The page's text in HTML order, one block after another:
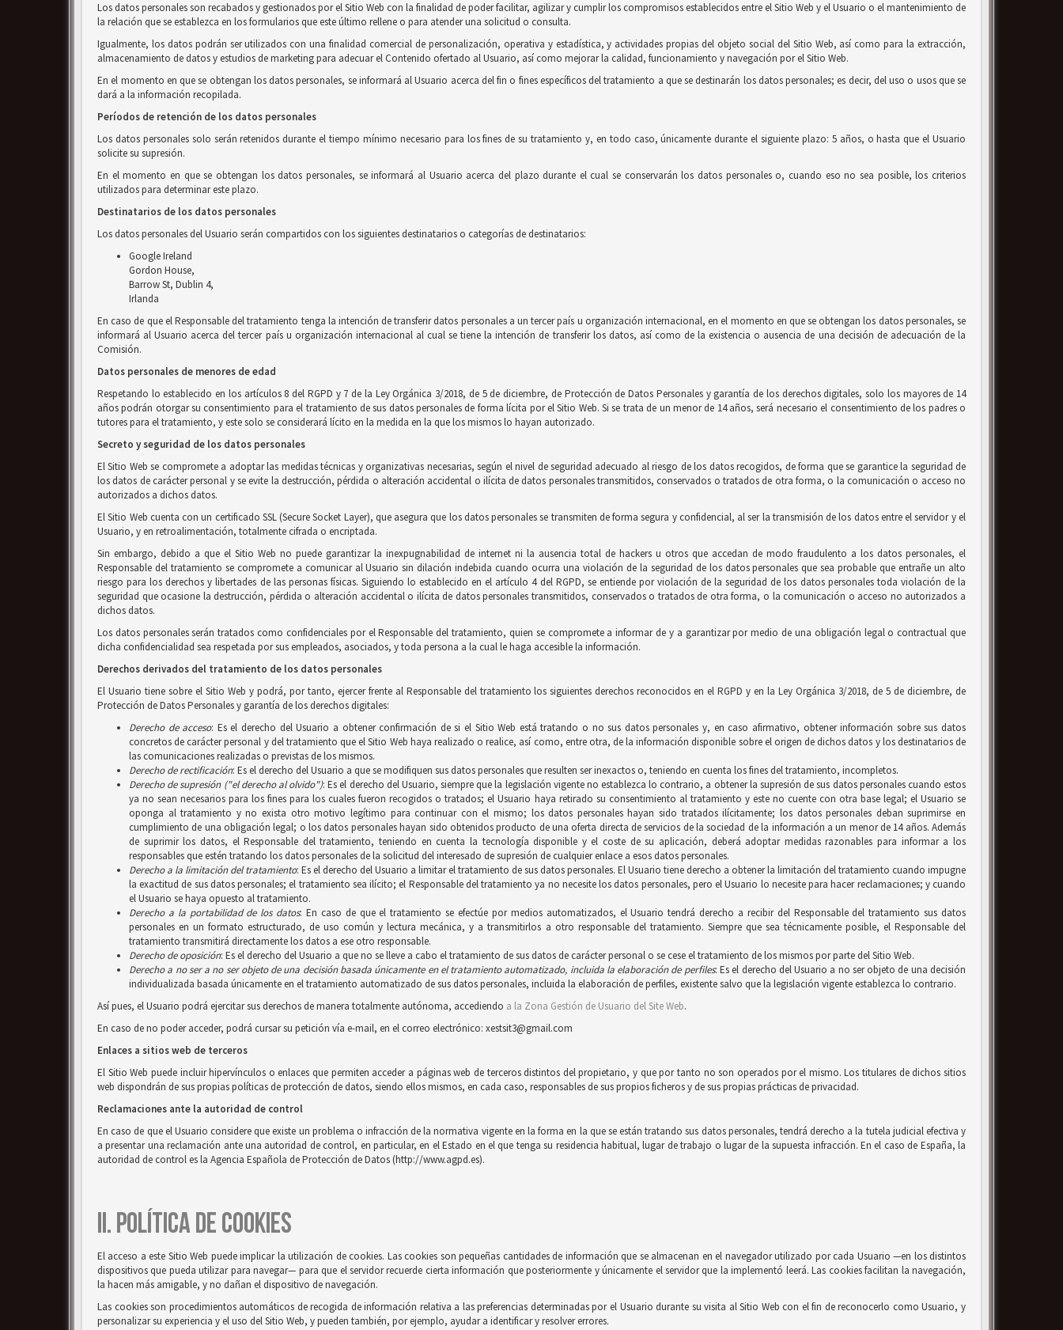
Los datos personales son recabados y gestionados por el Sitio Web con la finalidad de poder facilitar, agilizar y cumplir los compromisos establecidos entre el Sitio Web y el Usuario o el mantenimiento de
la relación que se establezca en los formularios que este último rellene o para atender una solicitud o consulta.
Igualmente, los datos podrán ser utilizados con una finalidad comercial de personalización, operativa y estadística, y actividades propias del objeto social del Sitio Web, así como para la extracción,
almacenamiento de datos y estudios de marketing para adecuar el Contenido ofertado al Usuario, así como mejorar la calidad, funcionamiento y navegación por el Sitio Web.
En el momento en que se obtengan los datos personales, se informará al Usuario acerca del fin o fines específicos del tratamiento a que se destinarán los datos personales; es decir, del uso o usos que se
dará a la información recopilada.
Períodos de retención de los datos personales
Los datos personales solo serán retenidos durante el tiempo mínimo necesario para los fines de su tratamiento y, en todo caso, únicamente durante el siguiente plazo: 5 años, o hasta que el Usuario
solicite su supresión.
En el momento en que se obtengan los datos personales, se informará al Usuario acerca del plazo durante el cual se conservarán los datos personales o, cuando eso no sea posible, los criterios
utilizados para determinar este plazo.
Destinatarios de los datos personales
Los datos personales del Usuario serán compartidos con los siguientes destinatarios o categorías de destinatarios:
Google Ireland
Gordon House,
Barrow St, Dublin 4,
Irlanda
En caso de que el Responsable del tratamiento tenga la intención de transferir datos personales a un tercer país u organización internacional, en el momento en que se obtengan los datos personales, se
informará al Usuario acerca del tercer país u organización internacional al cual se tiene la intención de transferir los datos, así como de la existencia o ausencia de una decisión de adecuación de la
Comisión.
Datos personales de menores de edad
Respetando lo establecido en los artículos 8 del RGPD y 7 de la Ley Orgánica 3/2018, de 5 de diciembre, de Protección de Datos Personales y garantía de los derechos digitales, solo los mayores de 14
años podrán otorgar su consentimiento para el tratamiento de sus datos personales de forma lícita por el Sitio Web. Si se trata de un menor de 14 años, será necesario el consentimiento de los padres o
tutores para el tratamiento, y este solo se considerará lícito en la medida en la que los mismos lo hayan autorizado.
Secreto y seguridad de los datos personales
El Sitio Web se compromete a adoptar las medidas técnicas y organizativas necesarias, según el nivel de seguridad adecuado al riesgo de los datos recogidos, de forma que se garantice la seguridad de
los datos de carácter personal y se evite la destrucción, pérdida o alteración accidental o ilícita de datos personales transmitidos, conservados o tratados de otra forma, o la comunicación o acceso no
autorizados a dichos datos.
El Sitio Web cuenta con un certificado SSL (Secure Socket Layer), que asegura que los datos personales se transmiten de forma segura y confidencial, al ser la transmisión de los datos entre el servidor y el
Usuario, y en retroalimentación, totalmente cifrada o encriptada.
Sin embargo, debido a que el Sitio Web no puede garantizar la inexpugnabilidad de internet ni la ausencia total de hackers u otros que accedan de modo fraudulento a los datos personales, el
Responsable del tratamiento se compromete a comunicar al Usuario sin dilación indebida cuando ocurra una violación de la seguridad de los datos personales que sea probable que entrañe un alto
riesgo para los derechos y libertades de las personas físicas. Siguiendo lo establecido en el artículo 4 del RGPD, se entiende por violación de la seguridad de los datos personales toda violación de la
seguridad que ocasione la destrucción, pérdida o alteración accidental o ilícita de datos personales transmitidos, conservados o tratados de otra forma, o la comunicación o acceso no autorizados a
dichos datos.
Los datos personales serán tratados como confidenciales por el Responsable del tratamiento, quien se compromete a informar de y a garantizar por medio de una obligación legal o contractual que
dicha confidencialidad sea respetada por sus empleados, asociados, y toda persona a la cual le haga accesible la información.
Derechos derivados del tratamiento de los datos personales
El Usuario tiene sobre el Sitio Web y podrá, por tanto, ejercer frente al Responsable del tratamiento los siguientes derechos reconocidos en el RGPD y en la Ley Orgánica 3/2018, de 5 de diciembre, de
Protección de Datos Personales y garantía de los derechos digitales:
Derecho de acceso: Es el derecho del Usuario a obtener confirmación de si el Sitio Web está tratando o no sus datos personales y, en caso afirmativo, obtener información sobre sus datos
concretos de carácter personal y del tratamiento que el Sitio Web haya realizado o realice, así como, entre otra, de la información disponible sobre el origen de dichos datos y los destinatarios de
las comunicaciones realizadas o previstas de los mismos.
Derecho de rectificación: Es el derecho del Usuario a que se modifiquen sus datos personales que resulten ser inexactos o, teniendo en cuenta los fines del tratamiento, incompletos.
Derecho de supresión ("el derecho al olvido"): Es el derecho del Usuario, siempre que la legislación vigente no establezca lo contrario, a obtener la supresión de sus datos personales cuando estos
ya no sean necesarios para los fines para los cuales fueron recogidos o tratados; el Usuario haya retirado su consentimiento al tratamiento y este no cuente con otra base legal; el Usuario se
oponga al tratamiento y no exista otro motivo legítimo para continuar con el mismo; los datos personales hayan sido tratados ilícitamente; los datos personales deban suprimirse en
cumplimiento de una obligación legal; o los datos personales hayan sido obtenidos producto de una oferta directa de servicios de la sociedad de la información a un menor de 14 años. Además
de suprimir los datos, el Responsable del tratamiento, teniendo en cuenta la tecnología disponible y el coste de su aplicación, deberá adoptar medidas razonables para informar a los
responsables que estén tratando los datos personales de la solicitud del interesado de supresión de cualquier enlace a esos datos personales.
Derecho a la limitación del tratamiento: Es el derecho del Usuario a limitar el tratamiento de sus datos personales. El Usuario tiene derecho a obtener la limitación del tratamiento cuando impugne
la exactitud de sus datos personales; el tratamiento sea ilícito; el Responsable del tratamiento ya no necesite los datos personales, pero el Usuario lo necesite para hacer reclamaciones; y cuando
el Usuario se haya opuesto al tratamiento.
Derecho a la portabilidad de los datos: En caso de que el tratamiento se efectúe por medios automatizados, el Usuario tendrá derecho a recibir del Responsable del tratamiento sus datos
personales en un formato estructurado, de uso común y lectura mecánica, y a transmitirlos a otro responsable del tratamiento. Siempre que sea técnicamente posible, el Responsable del
tratamiento transmitirá directamente los datos a ese otro responsable.
Derecho de oposición: Es el derecho del Usuario a que no se lleve a cabo el tratamiento de sus datos de carácter personal o se cese el tratamiento de los mismos por parte del Sitio Web.
Derecho a no ser a no ser objeto de una decisión basada únicamente en el tratamiento automatizado, incluida la elaboración de perfiles: Es el derecho del Usuario a no ser objeto de una decisión
individualizada basada únicamente en el tratamiento automatizado de sus datos personales, incluida la elaboración de perfiles, existente salvo que la legislación vigente establezca lo contrario.
Así pues, el Usuario podrá ejercitar sus derechos de manera totalmente autónoma, accediendo a la Zona Gestión de Usuario del Site Web.
En caso de no poder acceder, podrá cursar su petición vía e-mail, en el correo electrónico: xestsit3@gmail.com
Enlaces a sitios web de terceros
El Sitio Web puede incluir hipervínculos o enlaces que permiten acceder a páginas web de terceros distintos del propietario, y que por tanto no son operados por el mismo. Los titulares de dichos sitios
web dispondrán de sus propias políticas de protección de datos, siendo ellos mismos, en cada caso, responsables de sus propios ficheros y de sus propias prácticas de privacidad.
Reclamaciones ante la autoridad de control
En caso de que el Usuario considere que existe un problema o infracción de la normativa vigente en la forma en la que se están tratando sus datos personales, tendrá derecho a la tutela judicial efectiva y
a presentar una reclamación ante una autoridad de control, en particular, en el Estado en el que tenga su residencia habitual, lugar de trabajo o lugar de la supuesta infracción. En el caso de España, la
autoridad de control es la Agencia Española de Protección de Datos (http://www.agpd.es).
II. POLÍTICA DE COOKIES
El acceso a este Sitio Web puede implicar la utilización de cookies. Las cookies son pequeñas cantidades de información que se almacenan en el navegador utilizado por cada Usuario —en los distintos
dispositivos que pueda utilizar para navegar— para que el servidor recuerde cierta información que posteriormente y únicamente el servidor que la implementó leerá. Las cookies facilitan la navegación,
la hacen más amigable, y no dañan el dispositivo de navegación.
Las cookies son procedimientos automáticos de recogida de información relativa a las preferencias determinadas por el Usuario durante su visita al Sitio Web con el fin de reconocerlo como Usuario, y
personalizar su experiencia y el uso del Sitio Web, y pueden también, por ejemplo, ayudar a identificar y resolver errores.